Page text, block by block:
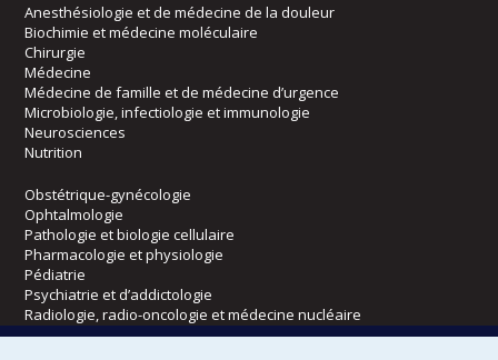
Anesthésiologie et de médecine de la douleur
Biochimie et médecine moléculaire
Chirurgie
Médecine
Médecine de famille et de médecine d’urgence
Microbiologie, infectiologie et immunologie
Neurosciences
Nutrition
Obstétrique-gynécologie
Ophtalmologie
Pathologie et biologie cellulaire
Pharmacologie et physiologie
Pédiatrie
Psychiatrie et d’addictologie
Radiologie, radio-oncologie et médecine nucléaire